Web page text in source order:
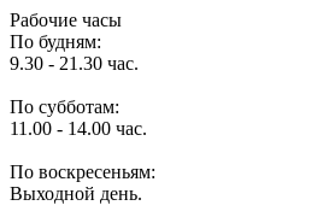
Рабочие часы
По будням:
9.30 - 21.30 час.
По субботам:
11.00 - 14.00 час.
По воскресеньям:
Выходной день.